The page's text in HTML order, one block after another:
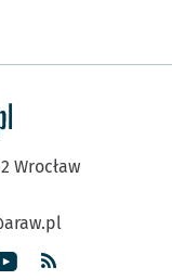
Wrocław